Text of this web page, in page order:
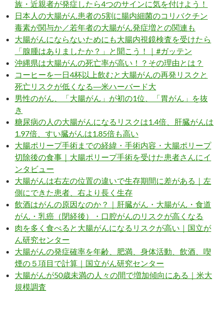
族・近親者が発症したら4つのサインに気を付けよう！
日本人の大腸がん患者の5割に腸内細菌のコリバクチン
毒素が関与か／若年者の大腸がん発症増との関連も
大腸がんにならないためにも大腸内視鏡検査を受けたら
「腺腫はありましたか？」と聞こう！｜#ガッテン
沖縄県は大腸がんの死亡率が高い！？その理由とは？
コーヒーを一日4杯以上飲むと大腸がんの再発リスクと
死亡リスクが低くなる―米ハーバード大
男性のがん、「大腸がん」が初の1位、「胃がん」を抜
き
糖尿病の人の大腸がんになるリスクは1.4倍、肝臓がんは
1.97倍、すい臓がんは1.85倍も高い
大腸ポリープ手術までの経緯・手術内容・大腸ポリープ
切除後の食事｜大腸ポリープ手術を受けた患者さんにイ
ンタビュー
大腸がんは右左の位置の違いで生存期間に差がある｜左
側にできた患者、右より長く生存
飲酒はがんの原因なのか？｜肝臓がん・大腸がん・食道
がん・乳癌（閉経後）・口腔がんのリスクが高くなる
肉を多く食べると大腸がんになるリスクが高い｜国立が
ん研究センター
大腸がんの発症確率を年齢、肥満、身体活動、飲酒、喫
煙の５項目で計算｜国立がん研究センター
大腸がんが50歳未満の人々の間で増加傾向にある｜米大
規模調査